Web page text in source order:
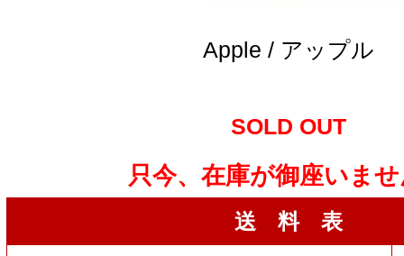
Apple / アップル
SOLD OUT
只今、在庫が御座いま
送 料 表